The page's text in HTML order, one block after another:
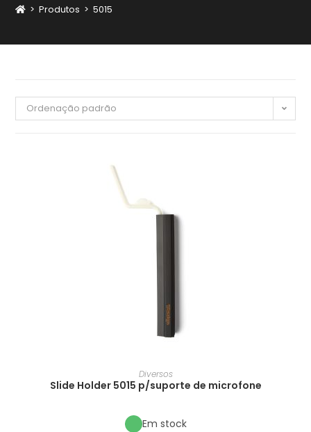
> Produtos > 5015
Ordenação padrão
Diversos
Slide Holder 5015 p/suporte de microfone
Em stock